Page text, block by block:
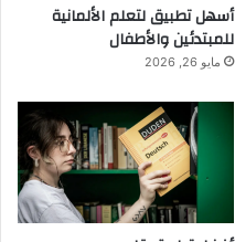
أسهل تطبيق لتعلم الألمانية
للمبتدئين والأطفال
مايو 26, 2026